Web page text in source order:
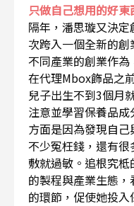
只做自己想用的好
隔年，潘思璇又決
次跨入一個全新的
不同產業的創業作
在代理Mbox飾品之
兒子出生不到3個月
注意並學習保養品
方面是因為發現自
不少冤枉錢，還有
敷就過敏。追根究
的製程與產業生態
的環節，促使她投入